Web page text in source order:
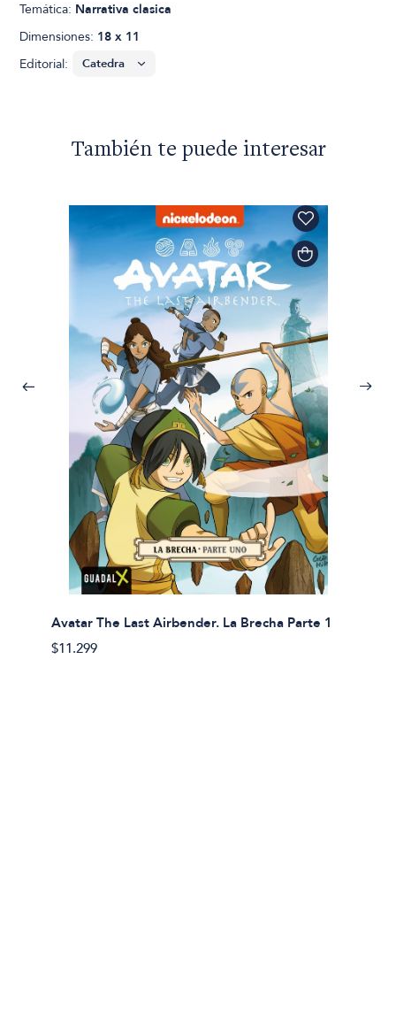
Temática: Narrativa clasica
Dimensiones: 18 x 11
Editorial:
También te puede interesar
Avatar The Last Airbender. La Brecha Parte 1
$11.299